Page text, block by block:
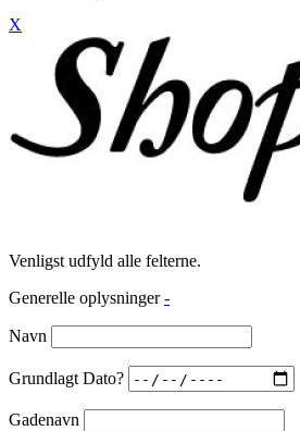
X
Venligst udfyld alle felterne.
Generelle oplysninger -
Navn
Grundlagt Dato?
Gadenavn